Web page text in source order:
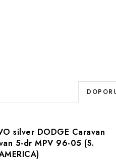
Ř
a
z
e
silver DODGE Caravan
5-dr MPV 96-05 (S.